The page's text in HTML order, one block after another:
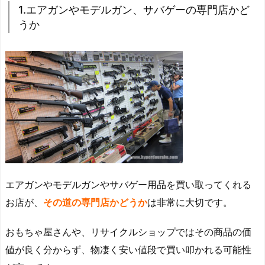
1.エアガンやモデルガン、サバゲーの専門店かど
うか
エアガンやモデルガンやサバゲー用品を買い取ってくれる
お店が、 その道の専門店かどうかは非常に大切です。
おもちゃ屋さんや、リサイクルショップではその商品の価
値が良く分からず、物凄く安い値段で買い叩かれる可能性